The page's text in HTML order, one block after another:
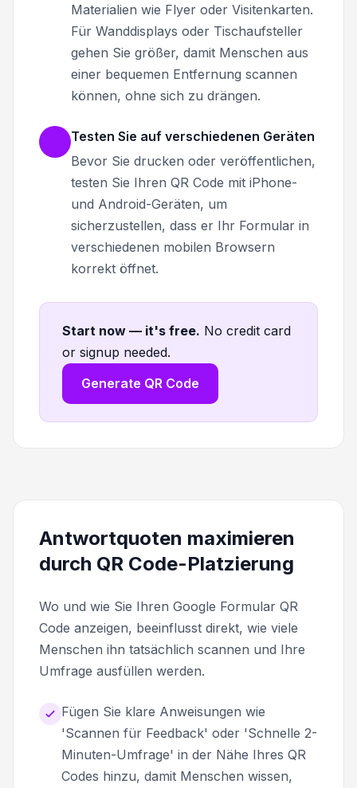
Materialien wie Flyer oder Visitenkarten.
Für Wanddisplays oder Tischaufsteller
gehen Sie größer, damit Menschen aus
einer bequemen Entfernung scannen
können, ohne sich zu drängen.
Testen Sie auf verschiedenen Geräten
Bevor Sie drucken oder veröffentlichen,
testen Sie Ihren QR Code mit iPhone-
und Android-Geräten, um
sicherzustellen, dass er Ihr Formular in
verschiedenen mobilen Browsern
korrekt öffnet.
Start now — it's free. No credit card
or signup needed.
Generate QR Code
Antwortquoten maximieren
durch QR Code-Platzierung
Wo und wie Sie Ihren Google Formular QR
Code anzeigen, beeinflusst direkt, wie viele
Menschen ihn tatsächlich scannen und Ihre
Umfrage ausfüllen werden.
Fügen Sie klare Anweisungen wie
'Scannen für Feedback' oder 'Schnelle 2-
Minuten-Umfrage' in der Nähe Ihres QR
Codes hinzu, damit Menschen wissen,